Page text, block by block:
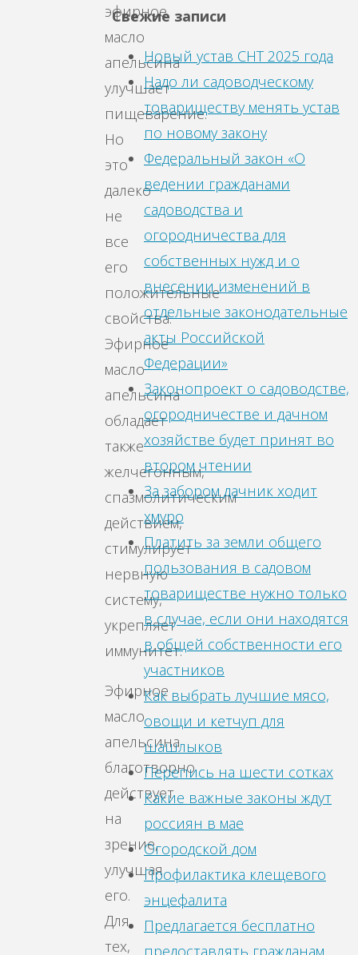
эфирное
масло
апельсина
улучшает
пищеварение.
Но
это
далеко
не
все
его
положительные
свойства.
Эфирное
масло
апельсина
обладает
также
желчегонным,
спазмолитическим
действием,
стимулирует
нервную
систему,
укрепляет
иммунитет.
Эфирное
масло
апельсина
благотворно
действует
на
зрение,
улучшая
его.
Для
тех,
Свежие записи
Новый устав СНТ 2025 года
Надо ли садоводческому
товариществу менять устав
по новому закону
Федеральный закон «О
ведении гражданами
садоводства и
огородничества для
собственных нужд и о
внесении изменений в
отдельные законодательные
акты Российской
Федерации»
Законопроект о садоводстве,
огородничестве и дачном
хозяйстве будет принят во
втором чтении
За забором дачник ходит
хмуро
Платить за земли общего
пользования в садовом
товариществе нужно только
в случае, если они находятся
в общей собственности его
участников
Как выбрать лучшие мясо,
овощи и кетчуп для
шашлыков
Перепись на шести сотках
Какие важные законы ждут
россиян в мае
Огородской дом
Профилактика клещевого
энцефалита
Предлагается бесплатно
предоставлять гражданам